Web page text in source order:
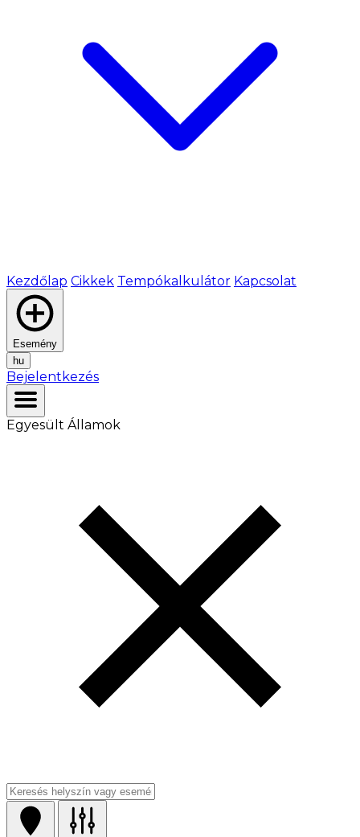
Kezdőlap Cikkek Tempókalkulátor Kapcsolat
Esemény
hu
Bejelentkezés
Egyesült Államok